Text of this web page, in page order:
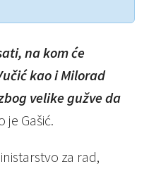
na kom će
kao i Milorad
velike gužve da
je Gašić.
za rad,